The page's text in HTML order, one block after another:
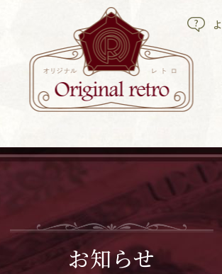
お知らせ